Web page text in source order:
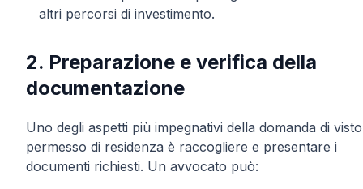
altri percorsi di investimento.
2. Preparazione e verifica della
documentazione
Uno degli aspetti più impegnativi della domanda di
permesso di residenza è raccogliere e presentare i
documenti richiesti. Un avvocato può: